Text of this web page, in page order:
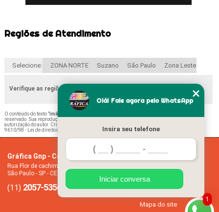
Regiões de Atendimento
Selecione: ZONA NORTE Suzano São Paulo Zona Leste
Verifique as regiões que atendemos
O conteúdo do texto "ímã Geladeira Lembrancinha Parque Santa Madalena
reservado. Sua reprodução, parcial ou total, mesmo citando nossos links, é proibida sem a
autorização do autor. Crime de violação de direito autoral – artigo 184 do Código Penal –
9610/98 - Lei de direitos autorais
Gráfica Gnp - Cartão de visita
Rua Flor de cachimbo, 274 - Jardim Santana
São Paulo - SP - CEP: 08050-040
(11) 2057-5356 (11)94612-2445
Missão
Mapa do site
1
Olá! Fale agora pelo WhatsApp
Insira seu telefone
Iniciar conversa